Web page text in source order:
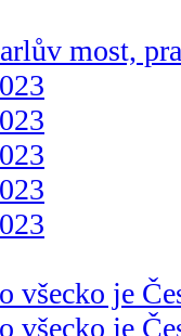
most,
všecko je
všecko je